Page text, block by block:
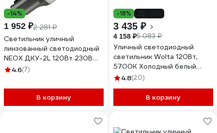
-14%
1 952 ₽2 281 ₽
Светильник уличный
линзованный светодиодный
NEOX ДКУ-2L 120Вт 230В
5000К 15000Лм 125лм/Вт
4690612057095
4.6(7)
В корзину
-18%
3 435 ₽
4 158 ₽5 083 ₽
Уличный светодиодный
светильник Wolta 120Вт,
5700К Холодный белый
свет, IP65, 12000Лм, серый
4.8(20)
В корзину